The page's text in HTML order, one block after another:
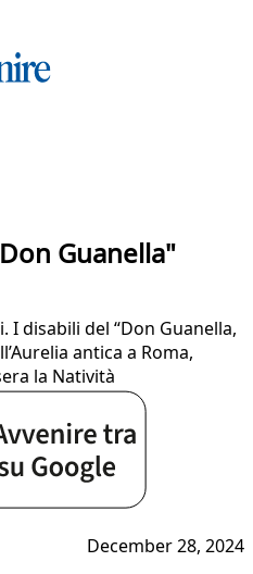
Guanella"
disabili del “Don Guanella,
antica a Roma,
la Natività
December 28, 2024